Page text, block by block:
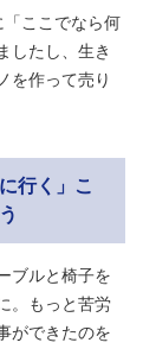
「ここでなら何
したし、生き
を作って売り
行く」こ
ブルと椅子を
。もっと苦労
ができたのを